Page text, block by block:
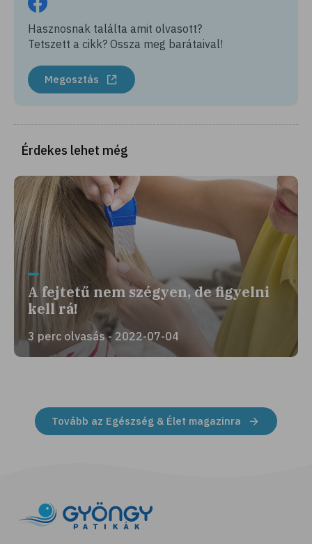
Hasznosnak találta amit olvasott?
Tetszett a cikk? Ossza meg barátaival!
Megosztás
Érdekes lehet még
A fejtetű nem szégyen, de figyelni
kell rá!
3 perc olvasás - 2022-07-04
Tovább az Egészség & Élet magazinra